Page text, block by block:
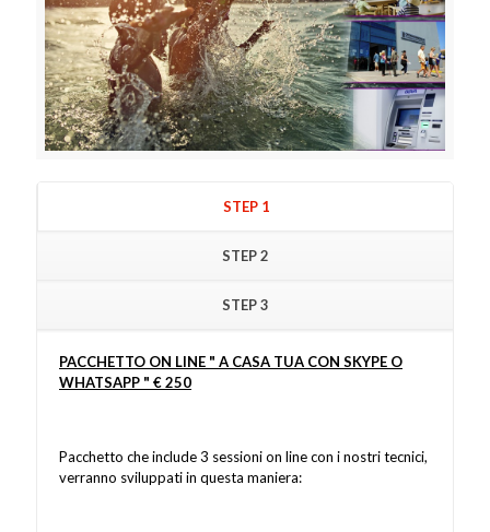
STEP 1
STEP 2
STEP 3
PACCHETTO ON LINE " A CASA TUA CON SKYPE O
WHATSAPP " € 250
Pacchetto che include 3 sessioni on line con i nostri tecnici,
verranno sviluppati in questa maniera: